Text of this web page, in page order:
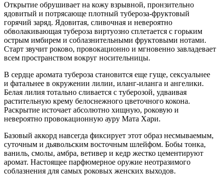
Открытие обрушивает на кожу взрывной, пронзительно
ядовитый и потрясающе плотный тубероза-фруктовый
горячий заряд. Ядовитая, сливочная и невероятно
обволакивающая тубероза виртуозно сплетается с горьким
острым имбирем и соблазнительными фруктовыми нотами.
Старт звучит роково, провокационно и мгновенно завладевает
всем пространством вокруг носительницы.
В сердце аромата тубероза становится еще гуще, сексуальнее
и фатальнее в окружении лилии, иланг-иланга и ангелики.
Белая лилия тотально сливается с туберозой, удваивая
растительную крему белоснежного цветочного кокона.
Раскрытие источает абсолютно хищную, роковую и
невероятно провокационную ауру Мата Хари.
Базовый аккорд навсегда фиксирует этот образ несмываемым,
суточным и дьявольским восточным шлейфом. Бобы тонка,
ваниль, смолы, амбра, ветивер и кедр жестко цементируют
аромат. Настоящее парфюмерное оружие неотразимого
соблазнения для самых роковых женских выходов.